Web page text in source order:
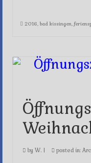
2016 bad kissingen
by W. | posted in: